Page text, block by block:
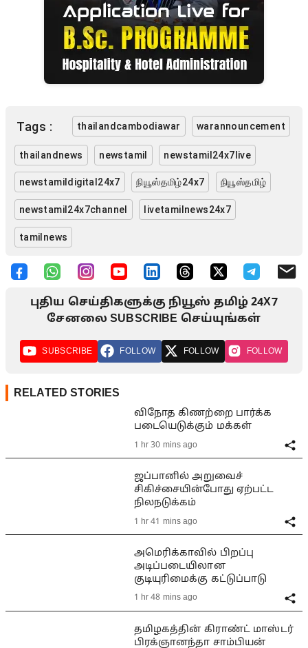
Tags : thailandcambodiawar warannouncement
thailandnews newstamil newstamil24x7live
newstamildigital24x7 நியூஸ்தமிழ்24x7 நியூஸ்தமிழ்
newstamil24x7channel livetamilnews24x7
tamilnews
புதிய செய்திகளுக்கு நியூஸ் தமிழ் 24X7
சேனலை SUBSCRIBE செய்யுங்கள்
SUBSCRIBE FOLLOW FOLLOW FOLLOW
RELATED STORIES
விநோத கிணற்றை பார்க்க
படையெடுக்கும் மக்கள்
1 hr 30 mins ago
ஜப்பானில் அறுவைச்
சிகிச்சையின்போது ஏற்பட்ட
நிலநடுக்கம்
1 hr 41 mins ago
அமெரிக்காவில் பிறப்பு
அடிப்படையிலான
குடியுரிமைக்கு கட்டுப்பாடு
1 hr 48 mins ago
தமிழகத்தின் கிராண்ட் மாஸ்டர்
பிரக்ஞானந்தா சாம்பியன்